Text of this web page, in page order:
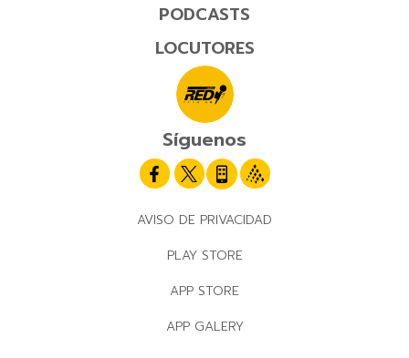
PODCASTS
LOCUTORES
Síguenos
AVISO DE PRIVACIDAD
PLAY STORE
APP STORE
APP GALERY